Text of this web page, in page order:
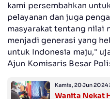
kami persembahkan
pelayanan dan juga
masyarakat tentang nilai
menjadi generasi yang
untuk Indonesia maju,"
Ajun Komisaris Besar
Kamis, 20 Jun 2024
Wanita Nekat